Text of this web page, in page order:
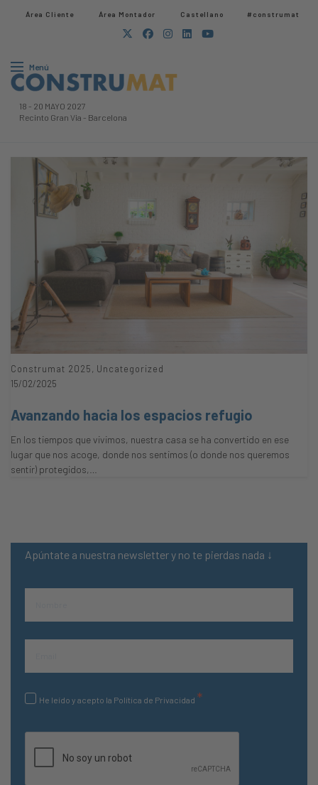
Área Cliente Área Montador Castellano #construmat
Menú
18 - 20 MAYO 2027
Recinto Gran Via - Barcelona
Construmat 2025, Uncategorized
15/02/2025
Avanzando hacia los espacios refugio
En los tiempos que vivimos, nuestra casa se ha convertido en ese
lugar que nos acoge, donde nos sentimos (o donde nos queremos
sentir) protegidos,…
Apúntate a nuestra newsletter y no te pierdas nada ↓
He leído y acepto la Política de Privacidad *